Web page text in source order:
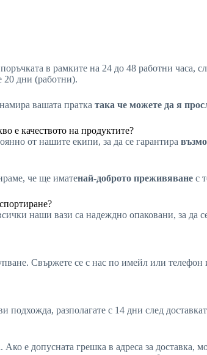
в рамките на 24 до 48 работни
20 дни (работни).
вашата пратка така че можете да я
е качеството на продуктите?
от нашите екипи, за да се гарантира
че ще иматенай-доброто преживяване с
наши вази са надеждно опаковани, за да
Свържете се с нас по имейл или
разполагате с 14 дни след
е допусната грешка в адреса за доставка,